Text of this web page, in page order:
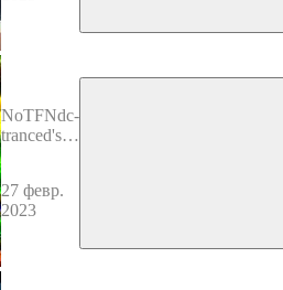
NoTFNdc-
tranced's
27 февр.
2023